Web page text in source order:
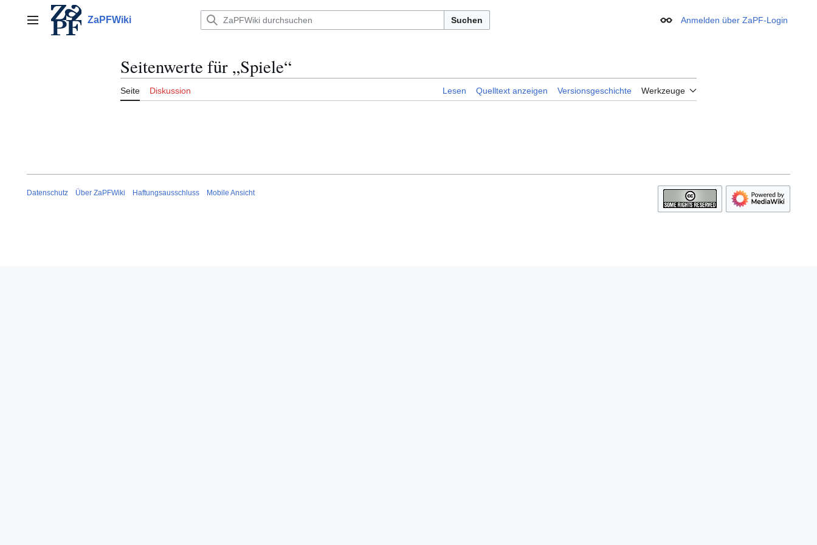
springenHauptmenü ZaPFWiki Suchen Erscheinungsbild
Anmelden über ZaPF-Login
Seitenwerte für „Spiele“
Seite Diskussion Lesen Quelltext anzeigen Versionsgeschichte Werkzeuge
Datenschutz Über ZaPFWiki Haftungsausschluss Mobile Ansicht